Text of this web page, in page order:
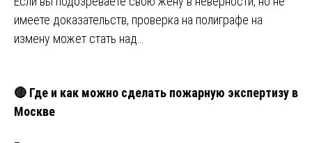
имеете доказательств, проверка на полиграфе на
измену может стать над…
🔴 Где и как можно сделать пожарную экспертизу в
Москве